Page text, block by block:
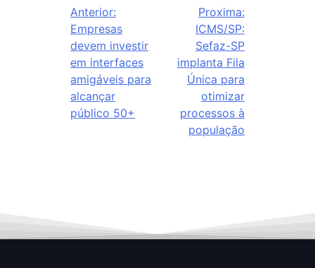
Anterior:
Empresas
devem investir
em interfaces
amigáveis para
alcançar
público 50+
Proxima:
ICMS/SP:
Sefaz-SP
implanta Fila
Única para
otimizar
processos à
população